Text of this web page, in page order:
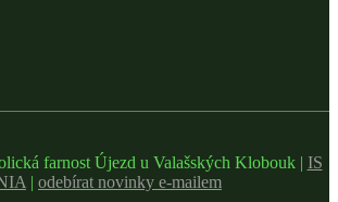
farnost Újezd u Valašských Klobouk | IS
| odebírat novinky e-mailem